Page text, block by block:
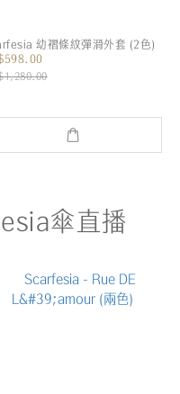
幼褶條紋彈滑外套 (2色)
傘直播